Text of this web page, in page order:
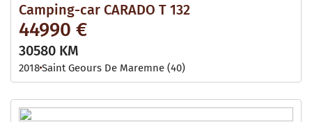
Camping-car CARADO T 132
44990 €
30580 KM
2018Saint Geours De Maremne (40)